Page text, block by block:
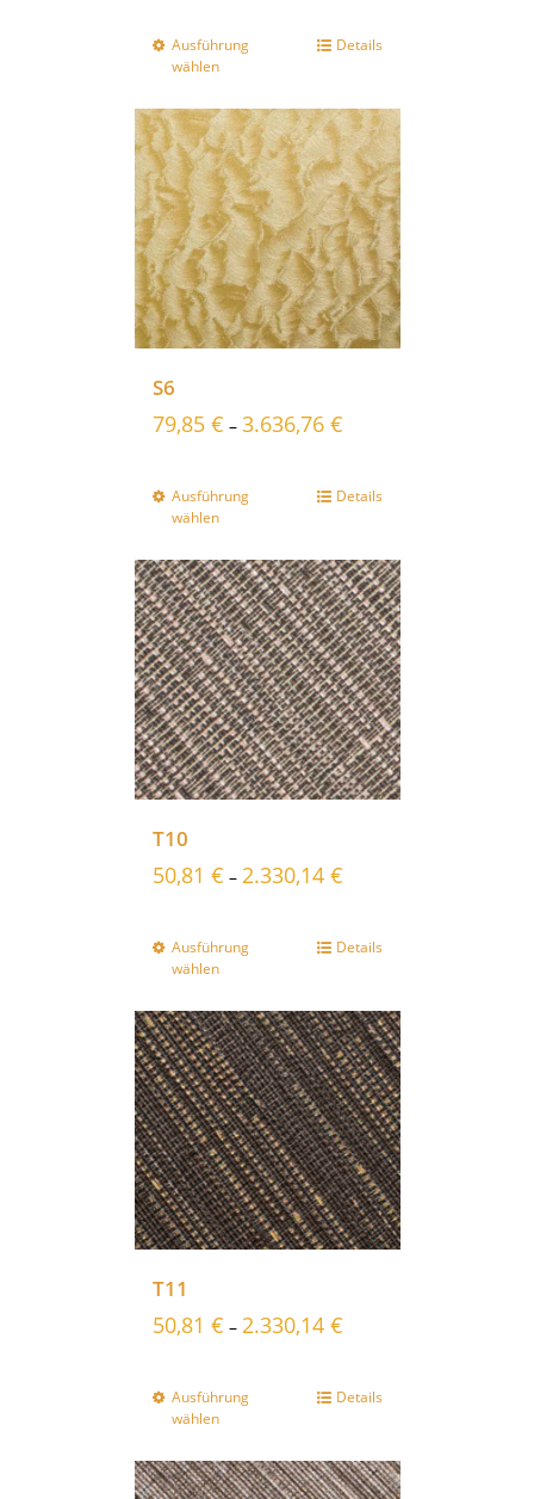
Ausführung
wählen
Details
S6
79,85 € – 3.636,76 €
Ausführung
wählen
Details
T10
50,81 € – 2.330,14 €
Ausführung
wählen
Details
T11
50,81 € – 2.330,14 €
Ausführung
wählen
Details